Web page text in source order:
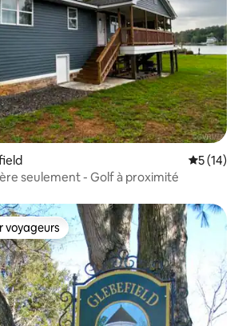
Note
5 (14)
seulement - Golf à proximité
parmi les plus aimés
voyageurs